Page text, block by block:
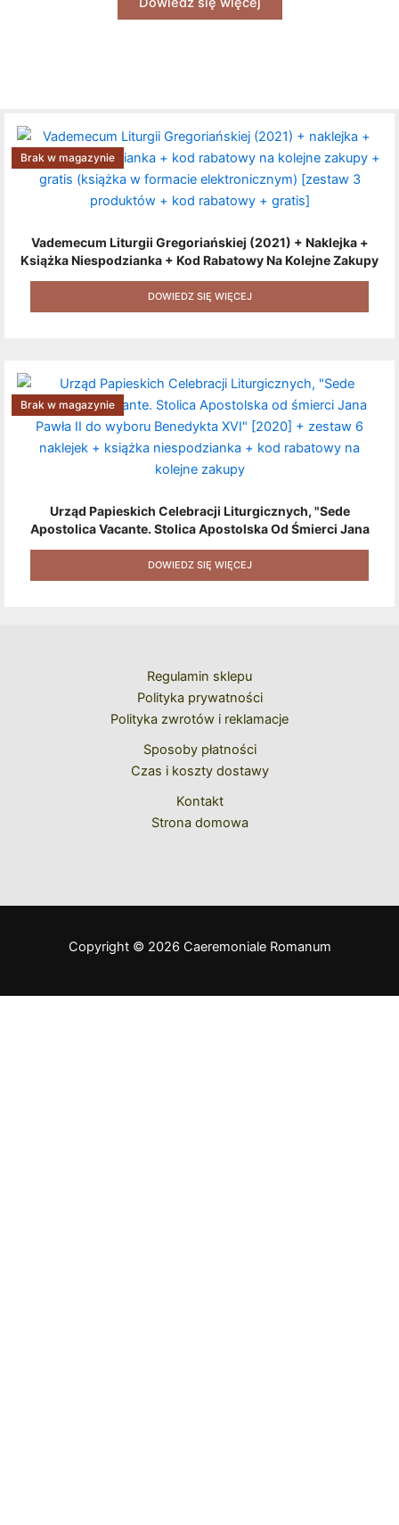
Vademecum Liturgii Gregoriańskiej (2021) + Naklejka +
Książka Niespodzianka + Kod Rabatowy Na Kolejne Zakupy
+ Gratis (książka W Formacie Elektronicznym) [zestaw 3
Produktów + Kod Rabatowy + Gratis]
Brak w magazynie
DOWIEDZ SIĘ WIĘCEJ
Urząd Papieskich Celebracji Liturgicznych, "Sede
Apostolica Vacante. Stolica Apostolska Od Śmierci Jana
Pawła II Do Wyboru Benedykta XVI" [2020] + Zestaw 6
Naklejek + Książka Niespodzianka + Kod Rabatowy Na
Kolejne Zakupy
Brak w magazynie
DOWIEDZ SIĘ WIĘCEJ
Regulamin sklepu
Polityka prywatności
Polityka zwrotów i reklamacje
Sposoby płatności
Czas i koszty dostawy
Kontakt
Strona domowa
Copyright © 2026 Caeremoniale Romanum